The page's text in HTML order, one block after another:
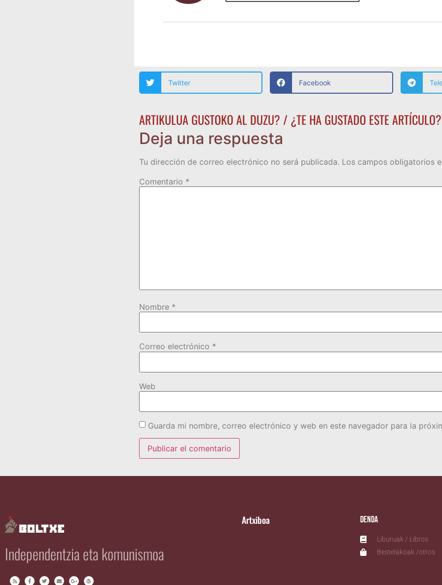
Twitter Facebook
ARTIKULUA GUSTOKO AL DUZU? / ¿TE HA GUSTADO ESTE ARTÍCULO?
Deja una respuesta
Tu dirección de correo electrónico no será publicada. Los campos obligatorios
Comentario *
Nombre *
Correo electrónico *
Web
Guarda mi nombre, correo electrónico y web en este navegador para la
Independentzia eta komunismoa
Artxiboa Denda
Liburuak / Libros
Bestelakoak /otros